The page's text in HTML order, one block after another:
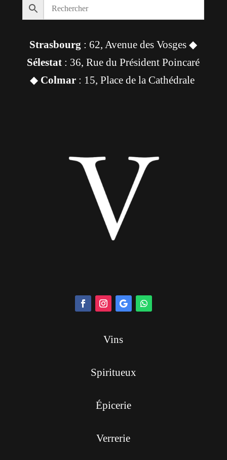
Strasbourg : 62, Avenue des Vosges ◆
Sélestat : 36, Rue du Président Poincaré
◆ Colmar: 15, Place de la Cathédrale
Vins
Spiritueux
Épicerie
Verrerie